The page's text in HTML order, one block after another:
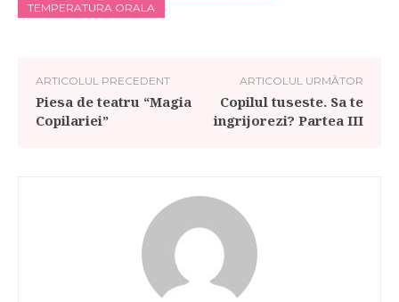
TEMPERATURA ORALA
ARTICOLUL PRECEDENT
Piesa de teatru “Magia
Copilariei”
ARTICOLUL URMĂTOR
Copilul tuseste. Sa te
ingrijorezi? Partea III